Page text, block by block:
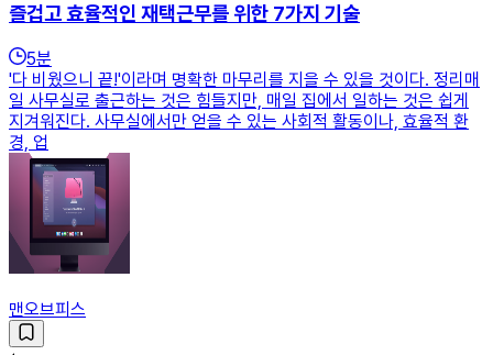
즐겁고 효율적인 재택근무를 위한 7가지 기술
5분
'다 비웠으니 끝!'이라며 명확한 마무리를 지을 수 있을 것이다. 정리매
일 사무실로 출근하는 것은 힘들지만, 매일 집에서 일하는 것은 쉽게
지겨워진다. 사무실에서만 얻을 수 있는 사회적 활동이나, 효율적 환
경, 업
맨오브피스